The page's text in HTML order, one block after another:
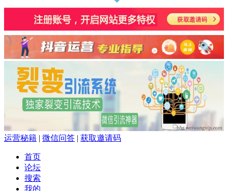
运营秘籍 | 微信问答 | 获取邀请码
首页
论坛
搜索
我的